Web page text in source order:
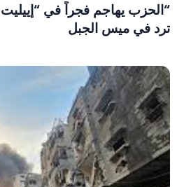
“الحزب يهاجم فجراً في
ترد في ميس الجبل